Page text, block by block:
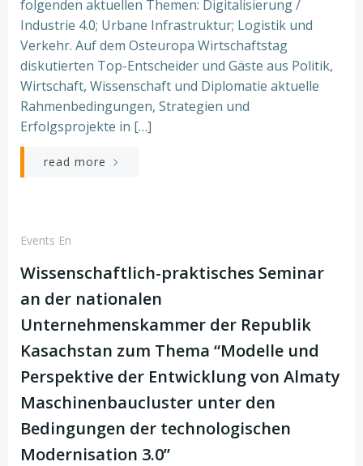
folgenden aktuellen Themen: Digitalisierung /
Industrie 4.0; Urbane Infrastruktur; Logistik und
Verkehr. Auf dem Osteuropa Wirtschaftstag
diskutierten Top-Entscheider und Gäste aus Politik,
Wirtschaft, Wissenschaft und Diplomatie aktuelle
Rahmenbedingungen, Strategien und
Erfolgsprojekte in […]
read more
Events En
Wissenschaftlich-praktisches Seminar
an der nationalen
Unternehmenskammer der Republik
Kasachstan zum Thema “Modelle und
Perspektive der Entwicklung von Almaty
Maschinenbaucluster unter den
Bedingungen der technologischen
Modernisation 3.0”